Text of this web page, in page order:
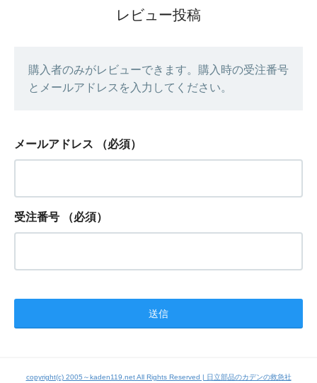
レビュー投稿
購入者のみがレビューできます。購入時の受注番号
とメールアドレスを入力してください。
メールアドレス （必須）
受注番号 （必須）
copyright(c) 2005～kaden119.net All Rights Reserved | 日立部品のカデンの救急社